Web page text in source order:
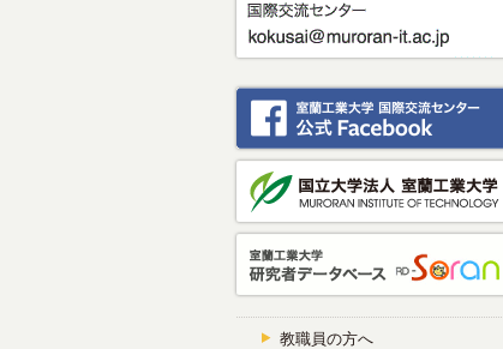
教職員の方へ